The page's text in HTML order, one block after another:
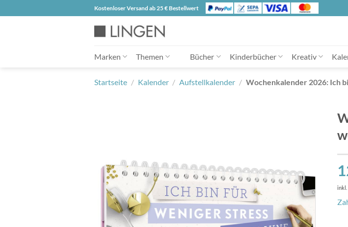
Inhalt
Kostenloser Versand ab 25 € Bestellwert
Marken Themen Bücher Kinderbücher Kreativ
Startseite / Kalender / Aufstellkalender / Wochenkalender 2026: Ich
inkl.